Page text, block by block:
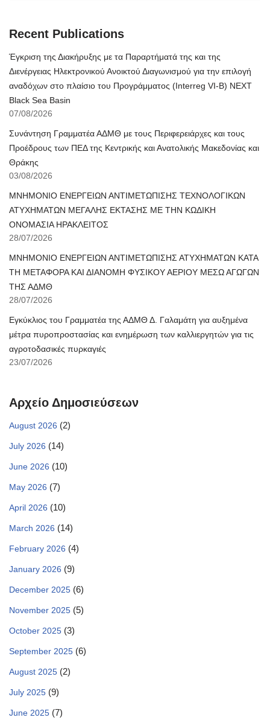
Recent Publications
Έγκριση της Διακήρυξης με τα Παραρτήματά της και της
Διενέργειας Ηλεκτρονικού Ανοικτού Διαγωνισμού για την επιλογή
αναδόχων στο πλαίσιο του Προγράμματος (Interreg VI-B) NEXT
Black Sea Basin
07/08/2026
Συνάντηση Γραμματέα ΑΔΜΘ με τους Περιφερειάρχες και τους
Προέδρους των ΠΕΔ της Κεντρικής και Ανατολικής Μακεδονίας και
Θράκης
03/08/2026
ΜΝΗΜΟΝΙΟ ΕΝΕΡΓΕΙΩΝ ΑΝΤΙΜΕΤΩΠΙΣΗΣ ΤΕΧΝΟΛΟΓΙΚΩΝ
ΑΤΥΧΗΜΑΤΩΝ ΜΕΓΑΛΗΣ ΕΚΤΑΣΗΣ ΜΕ ΤΗΝ ΚΩΔΙΚΗ
ΟΝΟΜΑΣΙΑ ΗΡΑΚΛΕΙΤΟΣ
28/07/2026
ΜΝΗΜΟΝΙΟ ΕΝΕΡΓΕΙΩΝ ΑΝΤΙΜΕΤΩΠΙΣΗΣ ΑΤΥΧΗΜΑΤΩΝ ΚΑΤΑ
ΤΗ ΜΕΤΑΦΟΡΑ ΚΑΙ ΔΙΑΝΟΜΗ ΦΥΣΙΚΟΥ ΑΕΡΙΟΥ ΜΕΣΩ ΑΓΩΓΩΝ
ΤΗΣ ΑΔΜΘ
28/07/2026
Εγκύκλιος του Γραμματέα της ΑΔΜΘ Δ. Γαλαμάτη για αυξημένα
μέτρα πυροπροστασίας και ενημέρωση των καλλιεργητών για τις
αγροτοδασικές πυρκαγιές
23/07/2026
Αρχείο Δημοσιεύσεων
August 2026 (2)
July 2026 (14)
June 2026 (10)
May 2026 (7)
April 2026 (10)
March 2026 (14)
February 2026 (4)
January 2026 (9)
December 2025 (6)
November 2025 (5)
October 2025 (3)
September 2025 (6)
August 2025 (2)
July 2025 (9)
June 2025 (7)